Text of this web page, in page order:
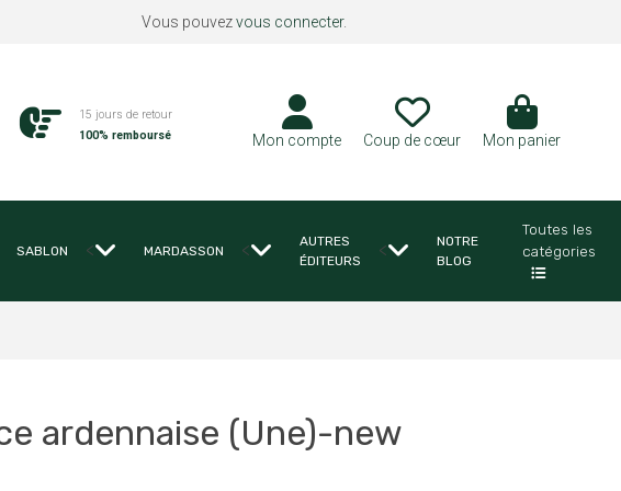
Vous pouvezvous connecter.
15 jours de retour
100% remboursé
Mon compte Coup de cœur Mon panier
SABLON < MARDASSON <
AUTRES
ÉDITEURS
<
NOTRE
BLOG
Toutes les
catégories
ardennaise (Une)-new